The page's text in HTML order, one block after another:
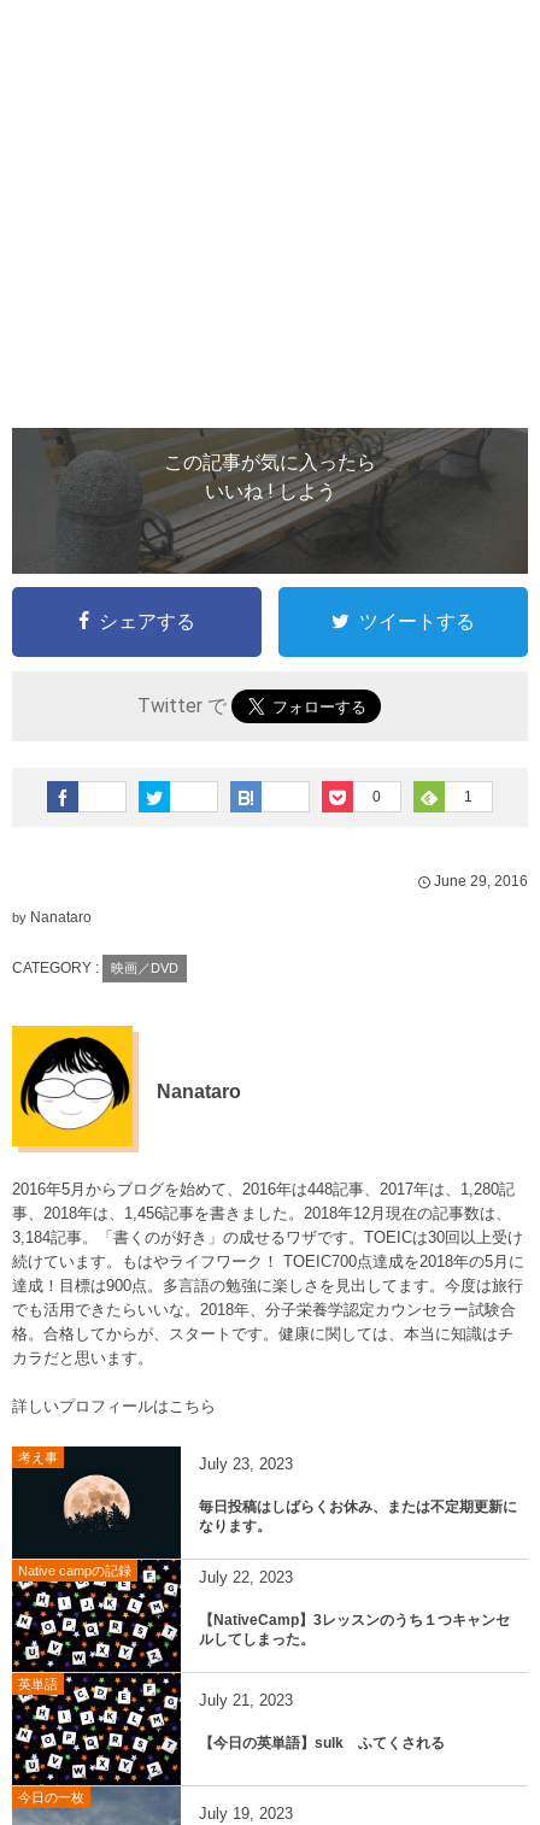
この記事が気に入ったら
いいね ! しよう
シェアする ツイートする
Twitter で
0 1
June 29, 2016
by Nanataro
CATEGORY : 映画／DVD
Nanataro
2016年5月からブログを始めて、2016年は448記事、2017年は、1,280記
事、2018年は、1,456記事を書きました。2018年12月現在の記事数は、
3,184記事。「書くのが好き」の成せるワザです。TOEICは30回以上受け
続けています。もはやライフワーク！ TOEIC700点達成を2018年の5月に
達成！目標は900点。多言語の勉強に楽しさを見出してます。今度は旅行
でも活用できたらいいな。2018年、分子栄養学認定カウンセラー試験合
格。合格してからが、スタートです。健康に関しては、本当に知識はチ
カラだと思います。
詳しいプロフィールはこちら
考え事 July 23, 2023
毎日投稿はしばらくお休み、または不定期更新に
なります。
Native campの記録 July 22, 2023
【NativeCamp】3レッスンのうち１つキャンセ
ルしてしまった。
英単語
July 21, 2023
【今日の英単語】sulk ふてくされる
今日の一枚
July 19, 2023